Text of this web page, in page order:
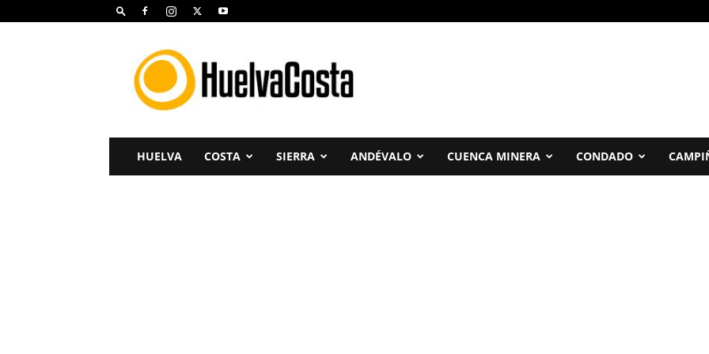
Huelva
Costa
HUELVA COSTA SIERRA ANDÉVALO CUENCA MINERA CONDADO